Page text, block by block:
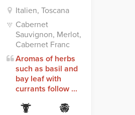
Italien, Toscana
Cabernet
Sauvignon, Merlot,
Cabernet Franc
Aromas of herbs
such as basil and
bay leaf with
currants follow ...